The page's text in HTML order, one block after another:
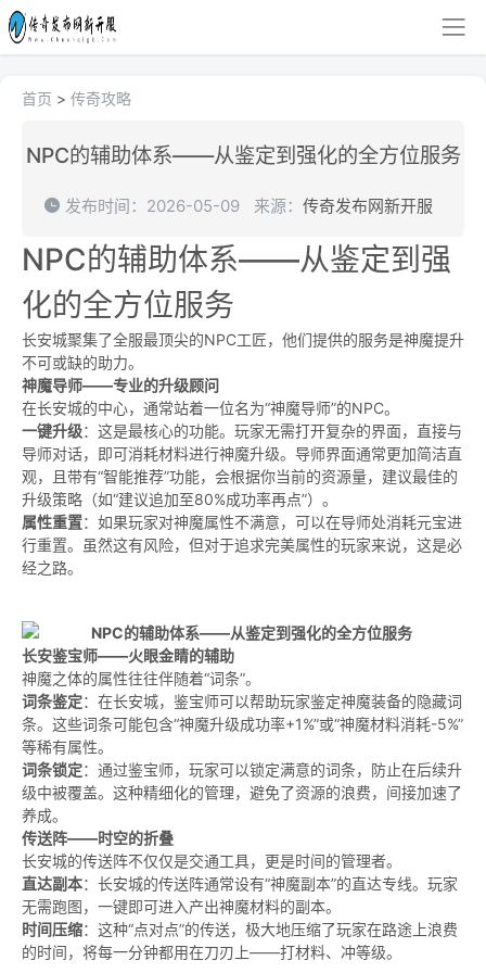
首页 > 传奇攻略
NPC的辅助体系——从鉴定到强化的全方位服务
发布时间：2026-05-09 来源：传奇发布网新开服
NPC的辅助体系——从鉴定到强
化的全方位服务
长安城聚集了全服最顶尖的NPC工匠，他们提供的服务是神魔提升
不可或缺的助力。
神魔导师——专业的升级顾问
在长安城的中心，通常站着一位名为“神魔导师”的NPC。
一键升级：这是最核心的功能。玩家无需打开复杂的界面，直接与
导师对话，即可消耗材料进行神魔升级。导师界面通常更加简洁直
观，且带有“智能推荐”功能，会根据你当前的资源量，建议最佳的
升级策略（如“建议追加至80%成功率再点”）。
属性重置：如果玩家对神魔属性不满意，可以在导师处消耗元宝进
行重置。虽然这有风险，但对于追求完美属性的玩家来说，这是必
经之路。
长安鉴宝师——火眼金睛的辅助
神魔之体的属性往往伴随着“词条”。
词条鉴定：在长安城，鉴宝师可以帮助玩家鉴定神魔装备的隐藏词
条。这些词条可能包含“神魔升级成功率+1%”或“神魔材料消耗-5%”
等稀有属性。
词条锁定：通过鉴宝师，玩家可以锁定满意的词条，防止在后续升
级中被覆盖。这种精细化的管理，避免了资源的浪费，间接加速了
养成。
传送阵——时空的折叠
长安城的传送阵不仅仅是交通工具，更是时间的管理者。
直达副本：长安城的传送阵通常设有“神魔副本”的直达专线。玩家
无需跑图，一键即可进入产出神魔材料的副本。
时间压缩：这种“点对点”的传送，极大地压缩了玩家在路途上浪费
的时间，将每一分钟都用在刀刃上——打材料、冲等级。